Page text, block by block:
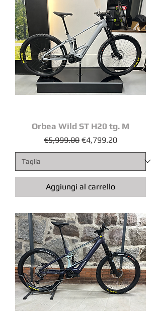
Orbea Wild ST H20 tg. M
Prezzo regolare
€5,999.00 Prezzo scontato
€4,799.20
Aggiungi al carrello